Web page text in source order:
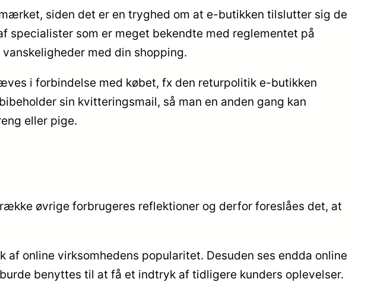
siden det er en tryghed om at e-butikken tilslutter sig de
specialister som er meget bekendte med reglementet på
med din shopping.
i forbindelse med købet, fx den returpolitik e-butikken
sin kvitteringsmail, så man en anden gang kan
eller pige.
øvrige forbrugeres reflektioner og derfor foreslåes det, at
online virksomhedens popularitet. Desuden ses endda online
benyttes til at få et indtryk af tidligere kunders oplevelser.